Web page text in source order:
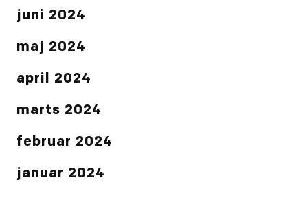
juni 2024
maj 2024
april 2024
marts 2024
februar 2024
januar 2024